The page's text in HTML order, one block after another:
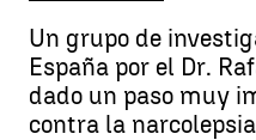
Un grupo de
España por el Dr.
dado un paso muy
contra la